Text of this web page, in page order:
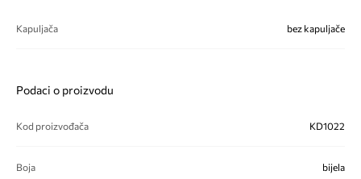
Kapuljača bez kapuljače
Podaci o proizvodu
Kod proizvođača KD1022
Boja bijela